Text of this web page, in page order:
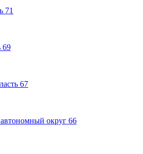
71
69
67
округ 66